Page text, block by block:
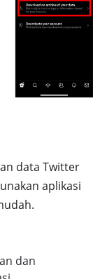
data Twitter
aplikasi
dan